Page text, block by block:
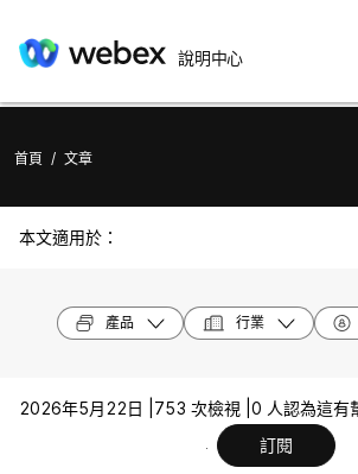
說明中心
首頁 / 文章
本文適用於：
產品 行業
2026年5月22日 | 753 次檢視 | 0 人認為這有
訂閱